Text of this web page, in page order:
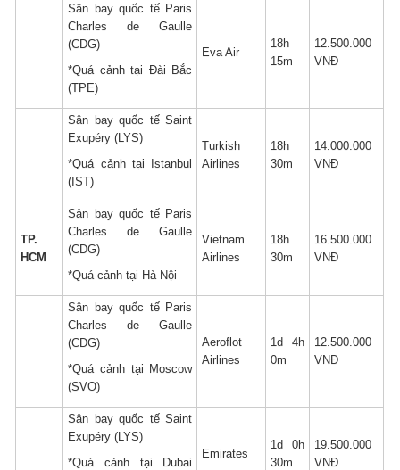
Sân bay quốc tế Paris
Charles de Gaulle
(CDG)
*Quá cảnh tại Đài Bắc
(TPE)
Eva Air
18h
15m
12.500.000
VNĐ
Sân bay quốc tế Saint
Exupéry (LYS)
*Quá cảnh tại Istanbul
(IST)
Turkish
Airlines
18h
30m
14.000.000
VNĐ
TP.
HCM
Sân bay quốc tế Paris
Charles de Gaulle
(CDG)
*Quá cảnh tại Hà Nội
Vietnam
Airlines
18h
30m
16.500.000
VNĐ
Sân bay quốc tế Paris
Charles de Gaulle
(CDG)
*Quá cảnh tại Moscow
(SVO)
Aeroflot
Airlines
1d 4h
0m
12.500.000
VNĐ
Sân bay quốc tế Saint
Exupéry (LYS)
*Quá cảnh tại Dubai
Emirates
1d 0h
30m
19.500.000
VNĐ